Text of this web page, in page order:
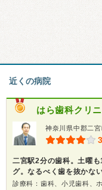
近くの病院
はら歯科クリ
神奈川県中郡二
二宮駅2分の歯科。土曜
グ。なるべく歯を抜かな
診療科：歯科、小児歯科、